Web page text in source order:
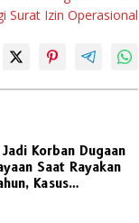
Surat Izin Operasional
Korban Dugaan
Saat Rayakan
Kasus